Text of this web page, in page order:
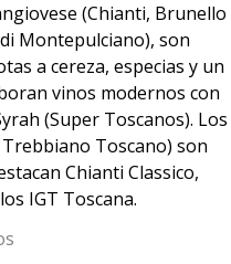
(Chianti, Brunello
Montepulciano), son
a cereza, especias y un
vinos modernos con
(Super Toscanos). Los
Toscano) son
Chianti Classico,
IGT Toscana.